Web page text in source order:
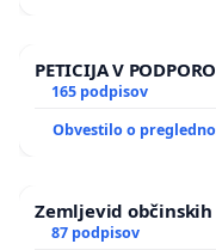
PETICIJA V
165 podpisov
Obvestilo o
Zemljevid
87 podpisov